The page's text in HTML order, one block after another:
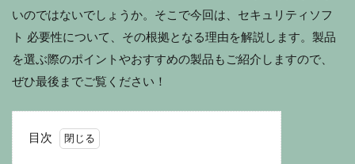
いのではないでしょうか。そこで今回は、セキュリティソフ
ト 必要性について、その根拠となる理由を解説します。製品
を選ぶ際のポイントやおすすめの製品もご紹介しますので、
ぜひ最後までご覧ください！
目次